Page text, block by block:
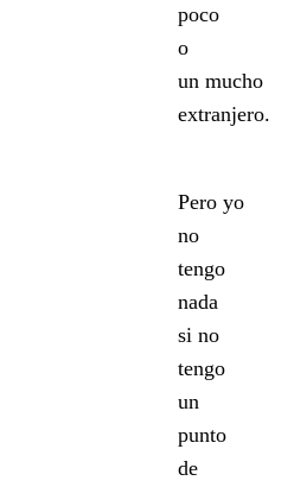
poco
o
un mucho
extranjero.
Pero yo
no
tengo
nada
si no
tengo
un
punto
de